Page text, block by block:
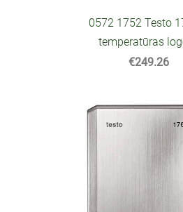
0572 1752 Testo
temperatūras
€249.26